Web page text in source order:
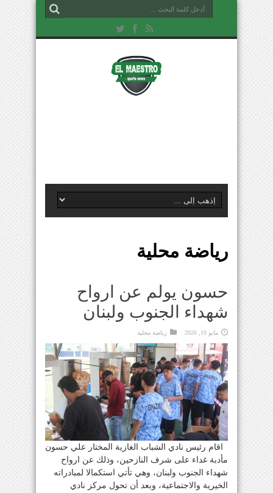
رياضة محلية
حسون يولم عن ارواح
شهداء الجنوب ولبنان
مايو 10, 2026 رياضة محلية
اقام رئيس نادي الشباب الغازية المختار علي حسون
مأدبة غداء على شرف النازحين، وذلك عن ارواح
شهداء الجنوب ولبنان، وهي تأتي استكمالا لمبادراته
الخيرية والاجتماعية، وبعد أن تحول مركز نادي